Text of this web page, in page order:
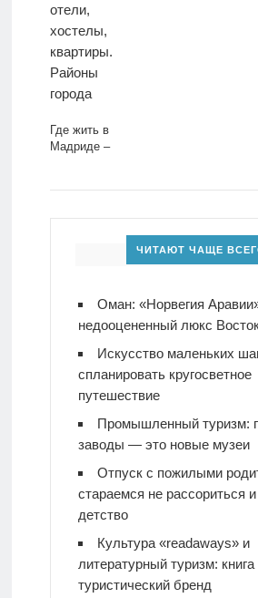
Где жить в
Мадриде –
ЧИТАЮТ ЧАЩЕ
Оман: «Норвегия
недооцененный люкс
Искусство маленьких
спланировать кругосветное
путешествие
Промышленный туризм:
заводы — это новые музеи
Отпуск с пожилыми
стараемся не рассориться
детство
Культура «readaways» и
литературный туризм: книга
туристический бренд